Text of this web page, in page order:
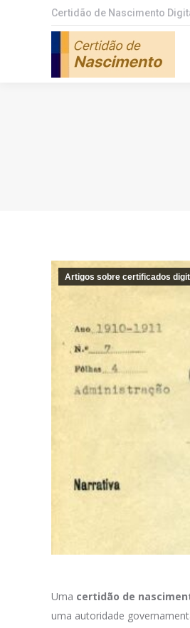
Certidão de Nascimento
Artigos sobre certificados
Uma certidão de
uma autoridade